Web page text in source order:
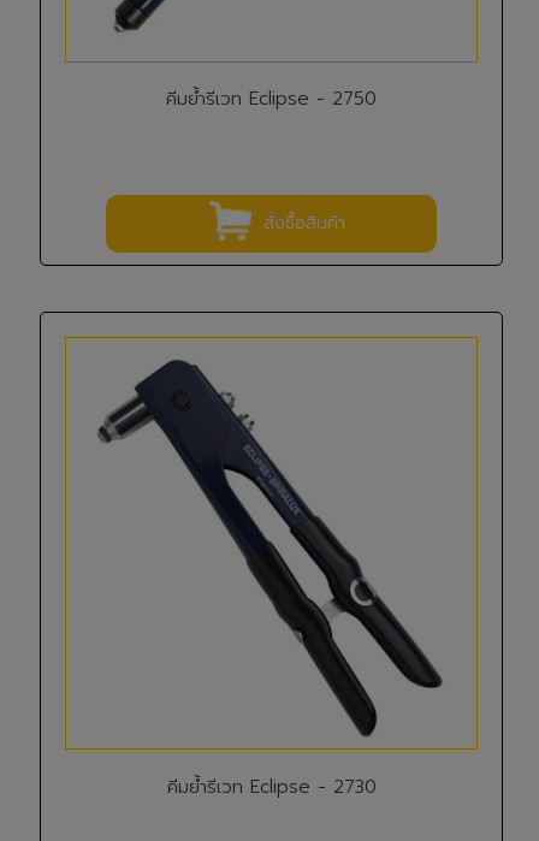
คีมย้ำรีเวท Eclipse - 2750
สั่งซื้อสินค้า
คีมย้ำรีเวท Eclipse - 2730